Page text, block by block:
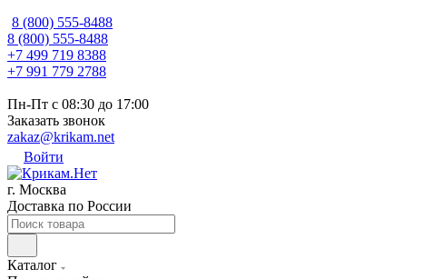
8 (800) 555-8488
8 (800) 555-8488
+7 499 719 8388
+7 991 779 2788
Пн-Пт с 08:30 до 17:00
Заказать звонок
zakaz@krikam.net
Войти
г. Москва
Доставка по России
Каталог